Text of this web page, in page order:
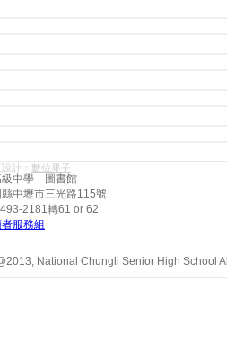
級中學 圖書館
中壢市三光路115號
2181轉61 or 62
服務組
National Chungli Senior High School
計： 數位果子